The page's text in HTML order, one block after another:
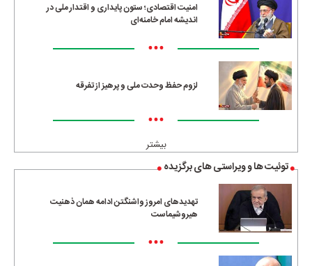
امنیت اقتصادی؛ ستون پایداری و اقتدار ملی در
اندیشه امام خامنه‌ای
•••
لزوم حفظ وحدت ملی و پرهیز از تفرقه
•••
بیشتر
توئیت ها و ویراستی های برگزیده
تهدیدهای امروز واشنگتن ادامه همان ذهنیت
هیروشیماست
•••